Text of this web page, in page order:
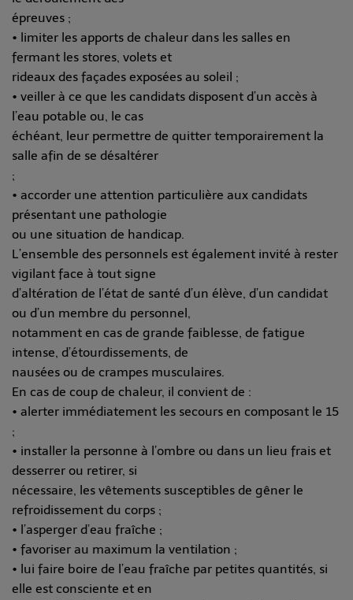
épreuves ;
• limiter les apports de chaleur dans les salles en
fermant les stores, volets et
rideaux des façades exposées au soleil ;
• veiller à ce que les candidats disposent d’un accès à
l’eau potable ou, le cas
échéant, leur permettre de quitter temporairement la
salle afin de se désaltérer
;
• accorder une attention particulière aux candidats
présentant une pathologie
ou une situation de handicap.
L’ensemble des personnels est également invité à rester
vigilant face à tout signe
d’altération de l’état de santé d’un élève, d’un candidat
ou d’un membre du personnel,
notamment en cas de grande faiblesse, de fatigue
intense, d’étourdissements, de
nausées ou de crampes musculaires.
En cas de coup de chaleur, il convient de :
• alerter immédiatement les secours en composant le 15
;
• installer la personne à l’ombre ou dans un lieu frais et
desserrer ou retirer, si
nécessaire, les vêtements susceptibles de gêner le
refroidissement du corps ;
• l’asperger d’eau fraîche ;
• favoriser au maximum la ventilation ;
• lui faire boire de l’eau fraîche par petites quantités, si
elle est consciente et en